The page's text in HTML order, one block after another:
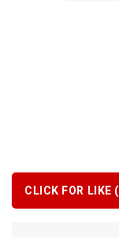
CLICK FOR LIKE (